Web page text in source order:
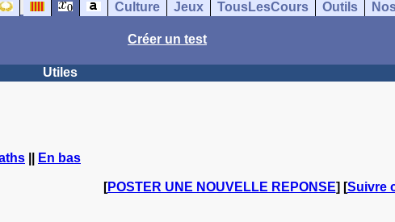
Culture Jeux TousLesCours Outils
Créer un test
Utiles
En bas
[POSTER UNE NOUVELLE REPONSE] [Suivre